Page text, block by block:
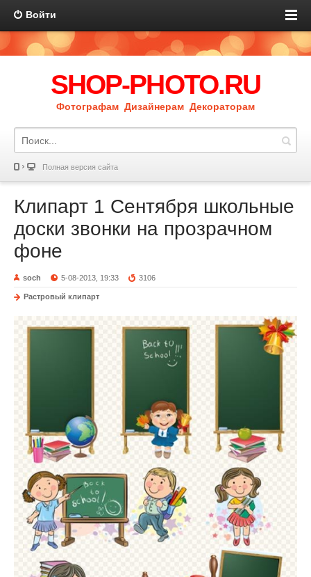
Войти
SHOP-PHOTO.RU
Фотографам Дизайнерам Декораторам
Полная версия сайта
Клипарт 1 Сентября школьные
доски звонки на прозрачном
фоне
soch 5-08-2013, 19:33 3106
Растровый клипарт